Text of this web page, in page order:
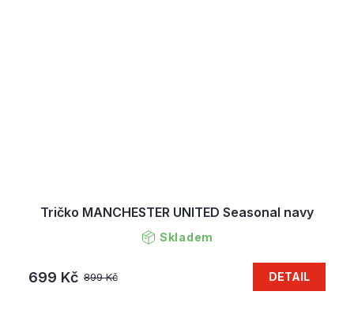
Tričko MANCHESTER UNITED Seasonal navy
Skladem
899 Kč
699 Kč DETAIL